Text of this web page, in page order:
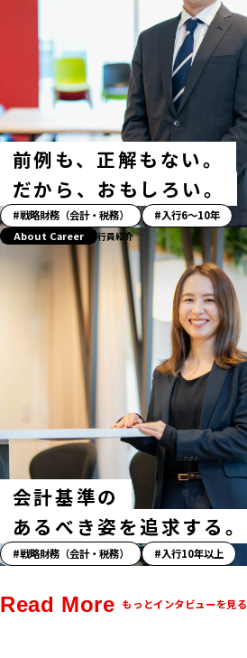
前例も、正解もない。
だから、おもしろい。
「ス
ト
ー
グ
戦略財務（会計・税務） 入行6〜10年
会計基準の
あるべき姿を追求する。
About Career 行員紹介
「ス
ー
リ
戦略財務（会計・税務） 入行10年以上
Read More もっとインタビューを見る